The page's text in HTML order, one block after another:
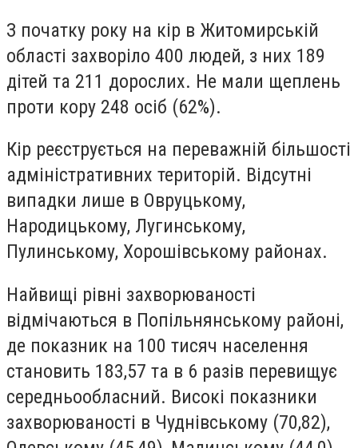
З початку року на кір в Житомирській
області захворіло 400 людей, з них 189
дітей та 211 дорослих. Не мали щеплень
проти кору 248 осіб (62%).
Кір реєструється на переважній більшості
адміністративних територій. Відсутні
випадки лише в Овруцькому,
Народицькому, Лугинському,
Пулинському, Хорошівському районах.
Найвищі рівні захворюваності
відмічаються в Попільнянському районі,
де показник на 100 тисяч населення
становить 183,57 та в 6 разів перевищує
середньообласний. Високі показники
захворюваності в Чуднівському (70,82),